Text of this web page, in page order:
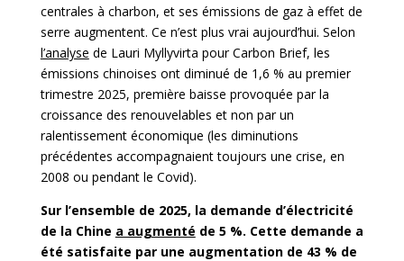
centrales à charbon, et ses émissions de gaz à effet de
serre augmentent. Ce n’est plus vrai aujourd’hui. Selon
l’analyse de Lauri Myllyvirta pour Carbon Brief, les
émissions chinoises ont diminué de 1,6 % au premier
trimestre 2025, première baisse provoquée par la
croissance des renouvelables et non par un
ralentissement économique (les diminutions
précédentes accompagnaient toujours une crise, en
2008 ou pendant le Covid).
Sur l’ensemble de 2025, la demande d’électricité
de la Chine a augmenté de 5 %. Cette demande a
été satisfaite par une augmentation de 43 % de